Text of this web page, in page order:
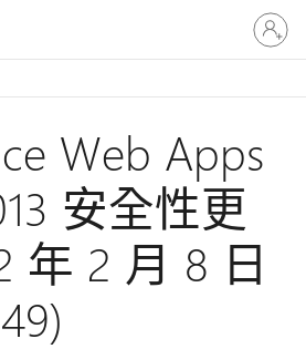
登
入
您
Web Apps
安全性更
年 2 月 8 日